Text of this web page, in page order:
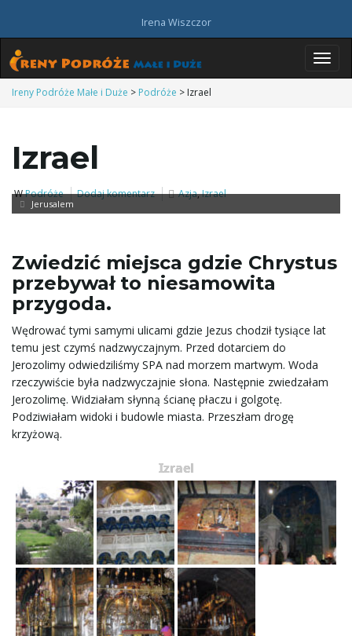
Irena Wiszczor
z
c
z
Ireny Podróże Małe i Duże > Podróże > Izrael
Izrael
WPodróże Dodaj komentarz Azja,Izrael
Jerusalem
Zwiedzić miejsca gdzie Chrystus
przebywał to niesamowita
przygoda.
Wędrować tymi samymi ulicami gdzie Jezus chodził tysiące lat
temu jest czymś nadzwyczajnym. Przed dotarciem do
Jerozolimy odwiedziliśmy SPA nad morzem martwym. Woda
rzeczywiście była nadzwyczajnie słona. Następnie zwiedzałam
Jerozolimę. Widziałam słynną ścianę płaczu i golgotę.
Podziwiałam widoki i budowle miasta. Przeszłam drogę
krzyżową.
Izrael